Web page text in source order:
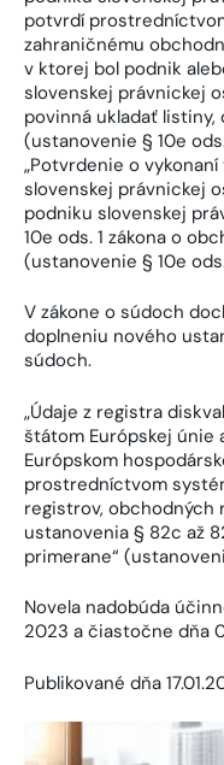
potvrdí
zahraničnému
v ktorej bol podnik
slovenskej právnickej
povinná ukladať
(ustanovenie § 10e
„Potvrdenie o
slovenskej právnickej
podniku slovenskej
10e ods. 1 zákona o
(ustanovenie § 10e
V zákone o súdoch
doplneniu nového
súdoch.
„Údaje z registra
štátom Európskej únie
Európskom
prostredníctvom
registrov, obchodných
ustanovenia § 82c až
primerane“
Novela nadobúda
2023 a čiastočne dňa
Publikované dňa